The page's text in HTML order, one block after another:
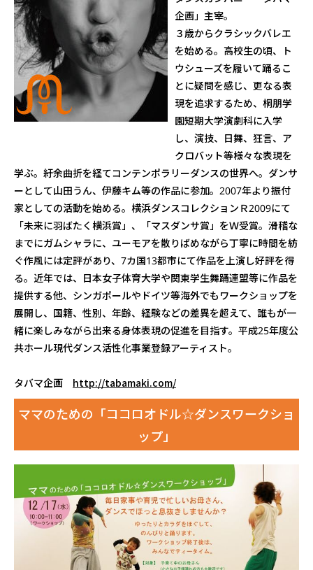
企画」主宰。
３歳からクラシックバレエ
を始める。高校生の頃、ト
ウシューズを履いて踊るこ
とに疑問を感じ、更なる表
現を追求するため、桐朋学
園短期大学演劇科に入学
し、演技、日舞、狂言、ア
クロバット等様々な表現を
学ぶ。紆余曲折を経てコンテンポラリーダンスの世界へ。ダンサ
ーとして山田うん、伊藤キム等の作品に参加。2007年より振付
家としての活動を始める。横浜ダンスコレクションＲ2009にて
「未来に羽ばたく横浜賞」、「マスダンサ賞」をＷ受賞。滑稽な
までにガムシャラに、ユーモアを散りばめながら丁寧に時間を紡
ぐ作風には定評があり、7カ国13都市にて作品を上演し好評を得
る。近年では、日本女子体育大学や関東学生舞踊連盟等に作品を
提供する他、シンガポールやドイツ等海外でもワークショップを
展開し、国籍、性別、年齢、経験などの差異を超えて、誰もが一
緒に楽しみながら出来る身体表現の促進を目指す。平成25年度公
共ホール現代ダンス活性化事業登録アーティスト。
タバマ企画 http://tabamaki.com/
ママのための「ココロオドル☆ダンスワークショ
ップ」